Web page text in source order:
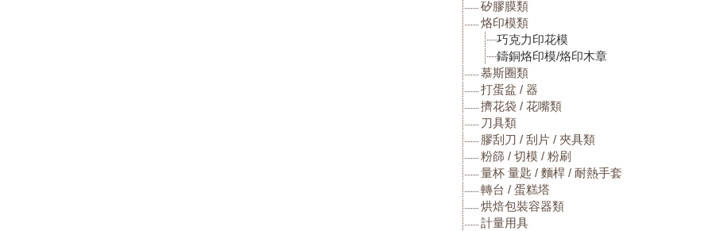
矽膠膜類
烙印模類
巧克力印花模
鑄銅烙印模/烙印木章
慕斯圈類
打蛋盆 / 器
擠花袋 / 花嘴類
刀具類
膠刮刀 / 刮片 / 夾具類
粉篩 / 切模 / 粉刷
量杯 量匙 / 麵桿 / 耐熱手套
轉台 / 蛋糕塔
烘焙包裝容器類
計量用具